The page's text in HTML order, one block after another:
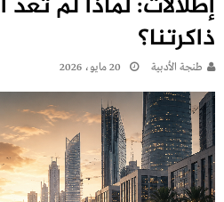
ذاكرتنا؟
طنجة الأدبية 20 مايو، 2026